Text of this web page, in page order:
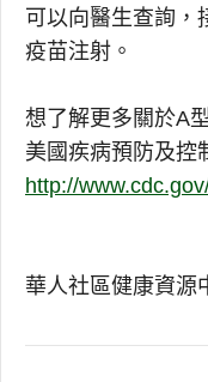
可以向醫生查詢，
疫苗注射。
想了解更多關於A
美國疾病預防及控
http://
華人社區健康資源